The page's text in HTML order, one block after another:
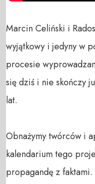
Marcin Celiński i
wyjątkowy i jedyny w
procesie
się dziś i nie skończy
lat.
Obnażymy twórców i
kalendarium tego
propagandę z faktami.